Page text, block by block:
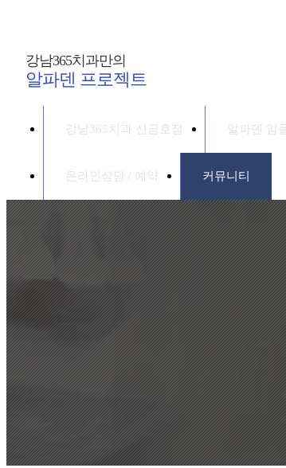
강남365치과만의
알파덴 프로젝트
강남365치과 신금호점 알파덴 임
온라인상담 / 예약 커뮤니티